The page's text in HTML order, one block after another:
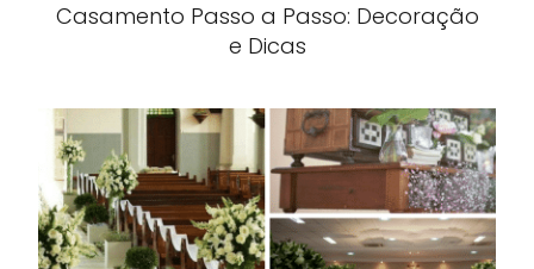
Casamento Passo a Passo: Decoração
e Dicas